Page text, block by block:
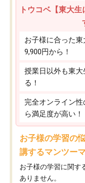
トウコベ【東大
お子様に合った
9,900円から！
授業日以外も東
る！
完全オンライン
ら満足度が高い！
お子様の学習の
講するマンツー
お子様の学習に関す
ありません。